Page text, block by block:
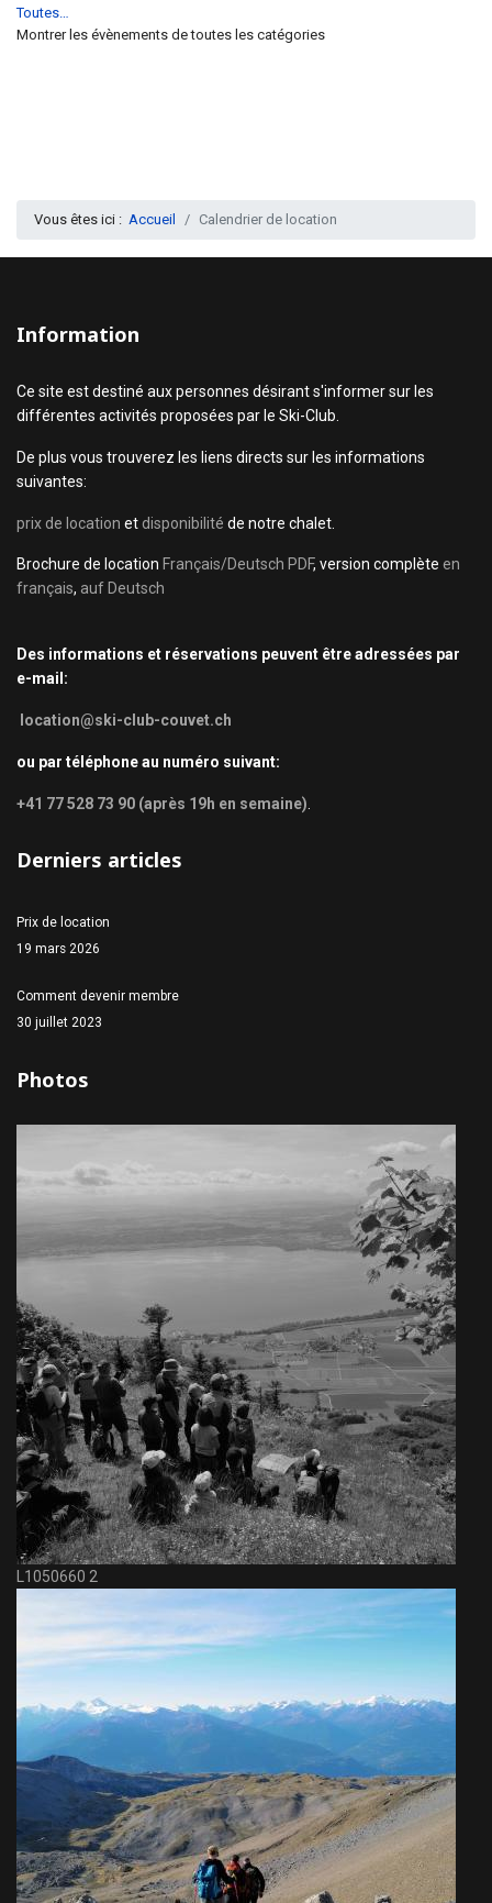
Toutes…
Montrer les évènements de toutes les catégories
Vous êtes ici : Accueil Calendrier de location
Information
Ce site est destiné aux personnes désirant s'informer sur les
différentes activités proposées par le Ski-Club.
De plus vous trouverez les liens directs sur les informations
suivantes:
prix de location et disponibilité de notre chalet.
Brochure de location Français/Deutsch PDF, version complète en
français, auf Deutsch
Des informations et réservations peuvent être adressées par
e-mail:
location@ski-club-couvet.ch
ou par téléphone au numéro suivant:
+41 77 528 73 90 (après 19h en semaine)
Derniers articles
Prix de location
19 mars 2026
Comment devenir membre
30 juillet 2023
Photos
L1050660 2